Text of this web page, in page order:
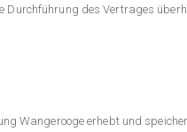
Durchführung des Vertrages
Wangerooge erhebt und